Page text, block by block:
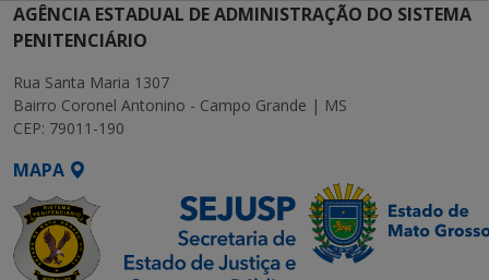
AGÊNCIA ESTADUAL DE ADMINISTRAÇÃO DO SISTEMA
PENITENCIÁRIO
Rua Santa Maria 1307
Bairro Coronel Antonino - Campo Grande | MS
CEP: 79011-190
MAPA